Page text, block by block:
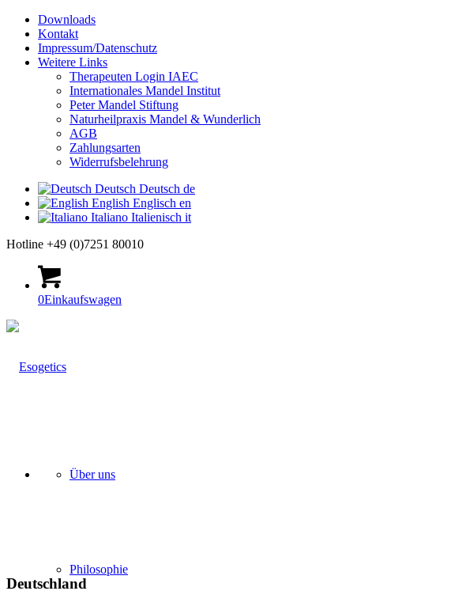
Downloads
Kontakt
Impressum/Datenschutz
Weitere Links
Therapeuten Login IAEC
Internationales Mandel Institut
Peter Mandel Stiftung
Naturheilpraxis Mandel & Wunderlich
AGB
Zahlungsarten
Widerrufsbelehrung
Deutsch Deutsch de
English Englisch en
Italiano Italienisch it
Hotline +49 (0)7251 80010
0Einkaufswagen
Über uns
Philosophie
Deutschland